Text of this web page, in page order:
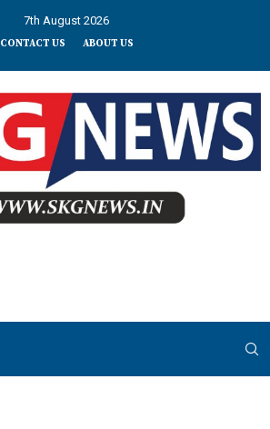
7th August 2026
CONTACT US ABOUT US